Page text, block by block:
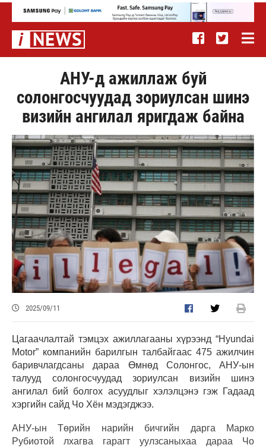
АНУ-д ажиллаж буй
солонгосчуудад зориулсан шинэ
визийн ангилал яригдаж байна
2025/09/11
Цагаачлалтай тэмцэх ажиллагааны хүрээнд “Hyundai
Motor” компанийн барилгын талбайгаас 475 ажилчин
баривчлагдсаны дараа Өмнөд Солонгос, АНУ-ын
талууд солонгосчуудад зориулсан визийн шинэ
ангилал бий болгох асуудлыг хэлэлцэнэ гэж Гадаад
хэргийн сайд Чо Хён мэдэгджээ.
АНУ-ын Төрийн нарийн бичгийн дарга Марко
Рубиотой лхагва гарагт уулзсаныхаа дараа Чо